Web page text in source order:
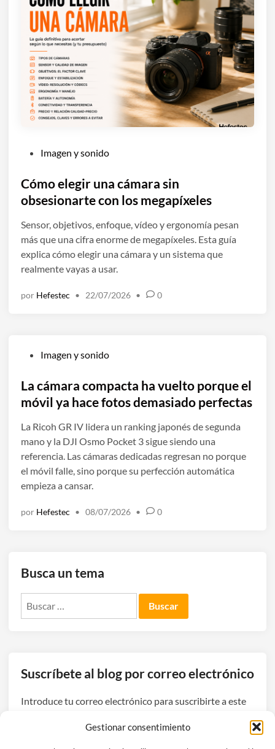
Gestionar consentimiento
b
l
c
a
d
o
n
Imagen y sonido
Cómo elegir una cámara sin
obsesionarte con los megapíxeles
Sensor, objetivos, enfoque, vídeo y ergonomía pesan
más que una cifra enorme de megapíxeles. Esta guía
explica cómo elegir una cámara y un sistema que
realmente vayas a usar.
por Hefestec • 22/07/2026 • 0
b
l
c
a
d
o
e
Imagen y sonido
La cámara compacta ha vuelto porque el
móvil ya hace fotos demasiado perfectas
La Ricoh GR IV lidera un ranking japonés de segunda
mano y la DJI Osmo Pocket 3 sigue siendo una
referencia. Las cámaras dedicadas regresan no porque
el móvil falle, sino porque su perfección automática
empieza a cansar.
por Hefestec • 08/07/2026 • 0
Busca un tema
Suscríbete al blog por correo electrónico
Introduce tu correo electrónico para suscribirte a este